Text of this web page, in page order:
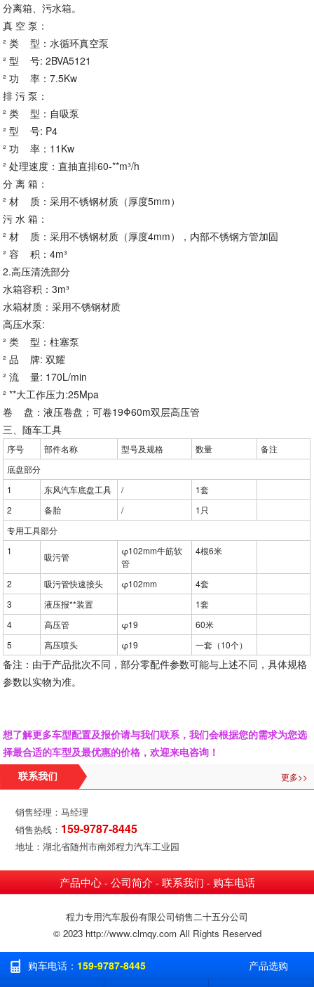
分离箱、污水箱。
真 空 泵：
² 类 型：水循环真空泵
² 型 号: 2BVA5121
² 功 率：7.5Kw
排 污 泵：
² 类 型：自吸泵
² 型 号: P4
² 功 率：11Kw
² 处理速度：直抽直排60-**m³/h
分 离 箱：
² 材 质：采用不锈钢材质（厚度5mm）
污 水 箱：
² 材 质：采用不锈钢材质（厚度4mm），内部不锈钢方管加固
² 容 积：4m³
2.高压清洗部分
水箱容积：3m³
水箱材质：采用不锈钢材质
高压水泵:
² 类 型：柱塞泵
² 品 牌: 双耀
² 流 量: 170L/min
² **大工作压力:25Mpa
卷 盘：液压卷盘；可卷19Φ60m双层高压管
三、随车工具
序号 部件名称 型号及规格 数量
备注
底盘部分
1
东风汽车底盘工具 /
1套
2
备胎 /
1只
专用工具部分
1
吸污管
φ102mm牛筋软
管
4根6米
2 吸污管快速接头 φ102mm
4套
3
液压报**装置
1套
4
高压管 φ19
60米
5
高压喷头 φ19 一套（10个）
备注：由于产品批次不同，部分零配件参数可能与上述不同，具体规格
参数以实物为准。
想了解更多车型配置及报价请与我们联系，我们会根据您的需求为您选
择最合适的车型及最优惠的价格，欢迎来电咨询！
联系我们 更多>>
销售经理：马经理
销售热线： 159-9787-8445
地址：湖北省随州市南郊程力汽车工业园
产品中心- 公司简介 - 联系我们 - 购车电话
程力专用汽车股份有限公司销售二十五分公司
© 2023 http://www.clmqy.com All Rights Reserved
购车电话： 159-9787-8445 产品选购